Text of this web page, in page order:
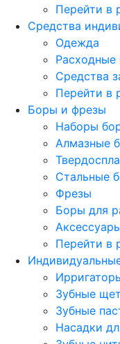
Перейти в
Средства
Одежда
Расходные
Средства
Перейти в
Боры и фрезы
Наборы
Алмазные
Стальные
Фрезы
Боры для
Перейти в
Зубные
Зубные
Насадки